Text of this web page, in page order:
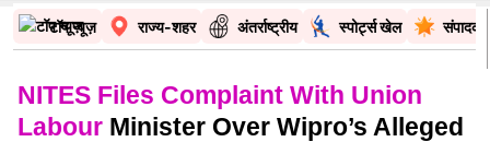
टॉप न्यूज़ राज्य-शहर अंतर्राष्ट्रीय स्पोर्ट्स खेल
NITES Files Complaint With Union
Labour Minister Over Wipro’s Alleged